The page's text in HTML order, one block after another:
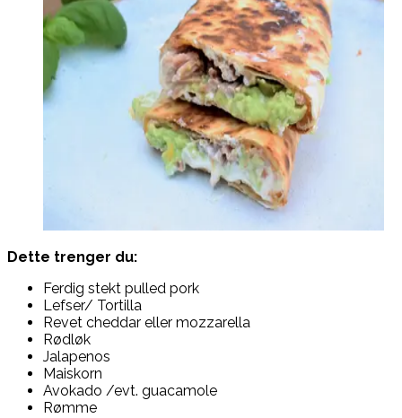
Dette trenger du:
Ferdig stekt pulled pork
Lefser/ Tortilla
Revet cheddar eller mozzarella
Rødløk
Jalapenos
Maiskorn
Avokado /evt. guacamole
Rømme